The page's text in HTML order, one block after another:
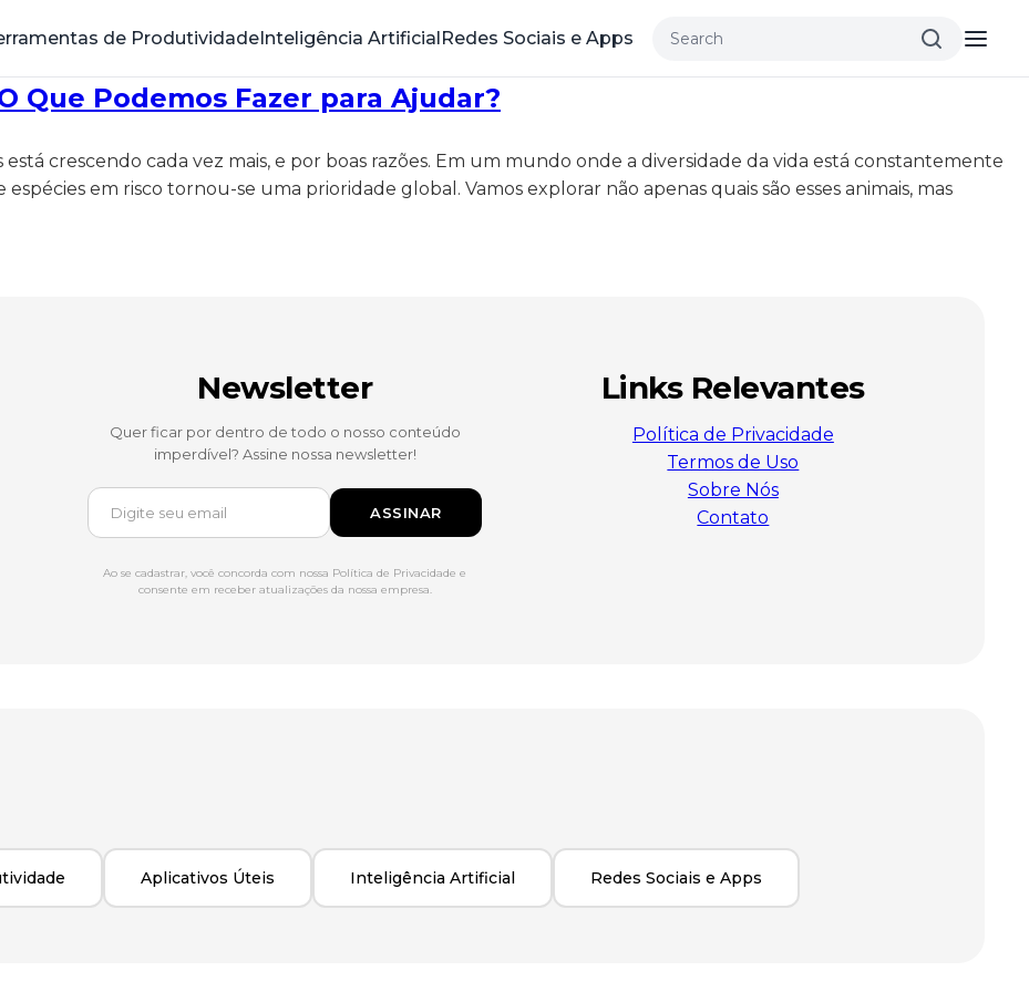
de ProdutividadeInteligência ArtificialRedes Sociais e Apps
Que Podemos Fazer para Ajudar?
crescendo cada vez mais, e por boas razões. Em um mundo onde a diversidade da vida está constantemente
em risco tornou-se uma prioridade global. Vamos explorar não apenas quais são esses animais, mas
Newsletter
Quer ficar por dentro de todo o nosso conteúdo
imperdível? Assine nossa newsletter!
ASSINAR
Ao se cadastrar, você concorda com nossa Política de Privacidade e
consente em receber atualizações da nossa empresa.
Links Relevantes
Política de Privacidade
Termos de Uso
Sobre Nós
Contato
Aplicativos Úteis Inteligência Artificial Redes Sociais e Apps